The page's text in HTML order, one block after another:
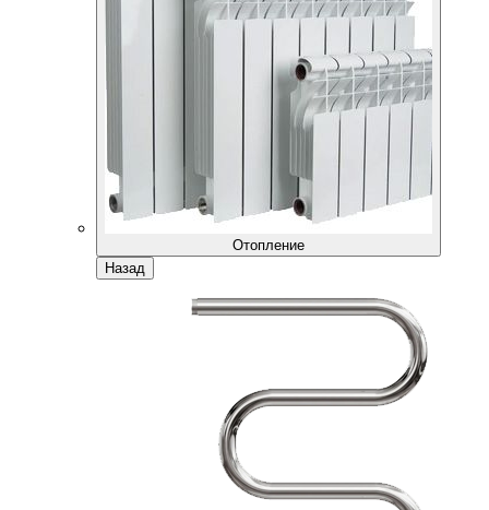
Отопление
Назад